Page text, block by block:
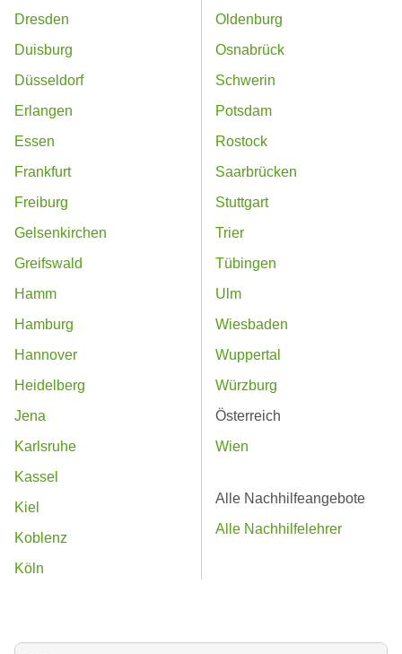
Dresden
Duisburg
Düsseldorf
Erlangen
Essen
Frankfurt
Freiburg
Gelsenkirchen
Greifswald
Hamm
Hamburg
Hannover
Heidelberg
Jena
Karlsruhe
Kassel
Kiel
Koblenz
Köln
Oldenburg
Osnabrück
Schwerin
Potsdam
Rostock
Saarbrücken
Stuttgart
Trier
Tübingen
Ulm
Wiesbaden
Wuppertal
Würzburg
Österreich
Wien
Alle Nachhilfeangebote
Alle Nachhilfelehrer